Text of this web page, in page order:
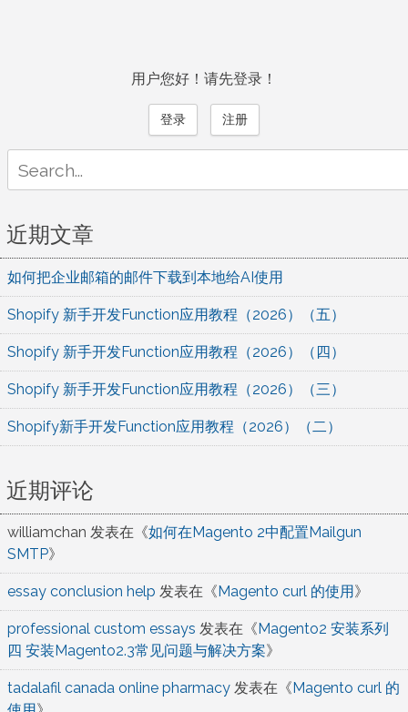
用户您好！请先登录！
登录 注册
for:
近期文章
如何把企业邮箱的邮件下载到本地给AI使用
Shopify 新手开发Function应用教程（2026）（五）
Shopify 新手开发Function应用教程（2026）（四）
Shopify 新手开发Function应用教程（2026）（三）
Shopify新手开发Function应用教程（2026）（二）
近期评论
williamchan 发表在《如何在Magento 2中配置Mailgun
SMTP》
essay conclusion help 发表在《 Magento curl 的使用 》
professional custom essays 发表在《 Magento2 安装系列
四 安装Magento2.3常见问题与解决方案》
tadalafil canada online pharmacy 发表在《 Magento curl 的